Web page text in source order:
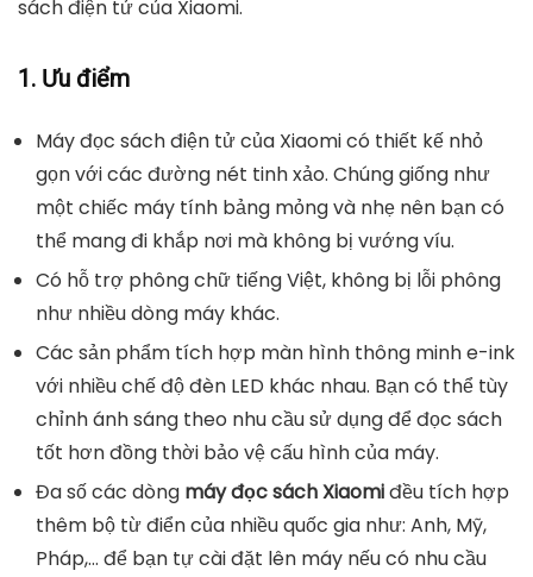
sách điện tử của Xiaomi.
1. Ưu điểm
Máy đọc sách điện tử của Xiaomi có thiết kế nhỏ
gọn với các đường nét tinh xảo. Chúng giống như
một chiếc máy tính bảng mỏng và nhẹ nên bạn có
thể mang đi khắp nơi mà không bị vướng víu.
Có hỗ trợ phông chữ tiếng Việt, không bị lỗi phông
như nhiều dòng máy khác.
Các sản phẩm tích hợp màn hình thông minh e-ink
với nhiều chế độ đèn LED khác nhau. Bạn có thể tùy
chỉnh ánh sáng theo nhu cầu sử dụng để đọc sách
tốt hơn đồng thời bảo vệ cấu hình của máy.
Đa số các dòng máy đọc sách Xiaomiđều tích hợp
thêm bộ từ điển của nhiều quốc gia như: Anh, Mỹ,
Pháp,… để bạn tự cài đặt lên máy nếu có nhu cầu